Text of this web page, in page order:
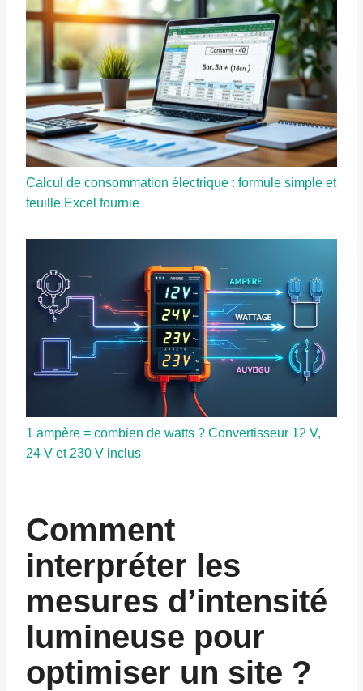
Calcul de consommation électrique : formule simple et
feuille Excel fournie
1 ampère = combien de watts ? Convertisseur 12 V,
24 V et 230 V inclus
Comment
interpréter les
mesures d’intensité
lumineuse pour
optimiser un site ?